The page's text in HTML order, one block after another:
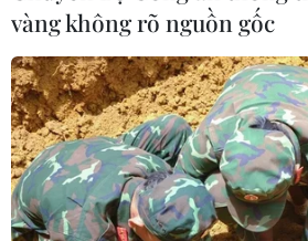
vàng không rõ nguồn gốc